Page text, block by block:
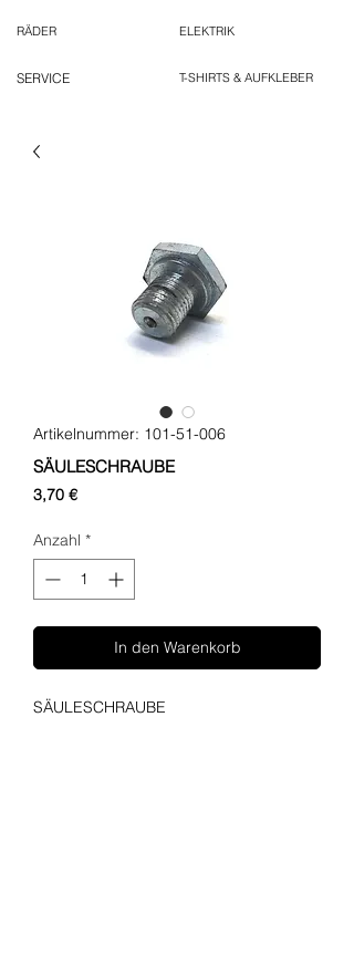
RÄDER
SERVICE
ELEKTRIK
T-SHIRTS & AUFKLEBER
Artikelnummer: 101-51-006
SÄULESCHRAUBE
3,70 €Preis
Anzahl *
In den Warenkorb
SÄULESCHRAUBE